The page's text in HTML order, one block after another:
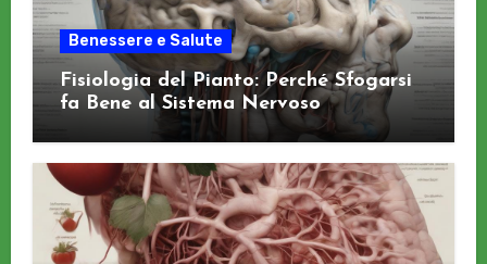
Benessere e Salute
Fisiologia del Pianto: Perché Sfogarsi
fa Bene al Sistema Nervoso